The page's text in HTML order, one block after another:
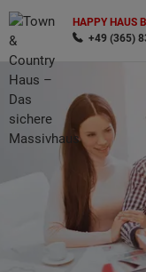
HAPPY HAUS
+49 (365)
Wonach